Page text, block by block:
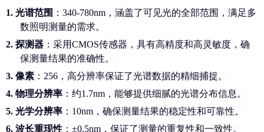
1. 光谱范围 ： 340-780nm，涵盖了可见光的全部范围，满足多
数照明测量的需求。
2. 探测器 ：采用CMOS传感器，具有高精度和高灵敏度，确
保测量结果的准确性。
3. 像素 ： 256，高分辨率保证了光谱数据的精细捕捉。
4. 物理分辨率 ：约1.7nm，能够提供细腻的光谱分布信息。
5. 光学分辨率 ： 10nm，确保测量结果的稳定性和可靠性。
6. 波长重现性 ： ±0.5nm，保证了测量的重复性和一致性。